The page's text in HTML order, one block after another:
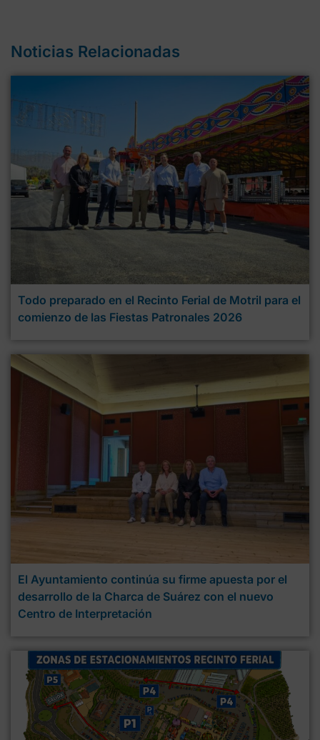
Noticias Relacionadas
Todo preparado en el Recinto Ferial de Motril para el
comienzo de las Fiestas Patronales 2026
El Ayuntamiento continúa su firme apuesta por el
desarrollo de la Charca de Suárez con el nuevo
Centro de Interpretación